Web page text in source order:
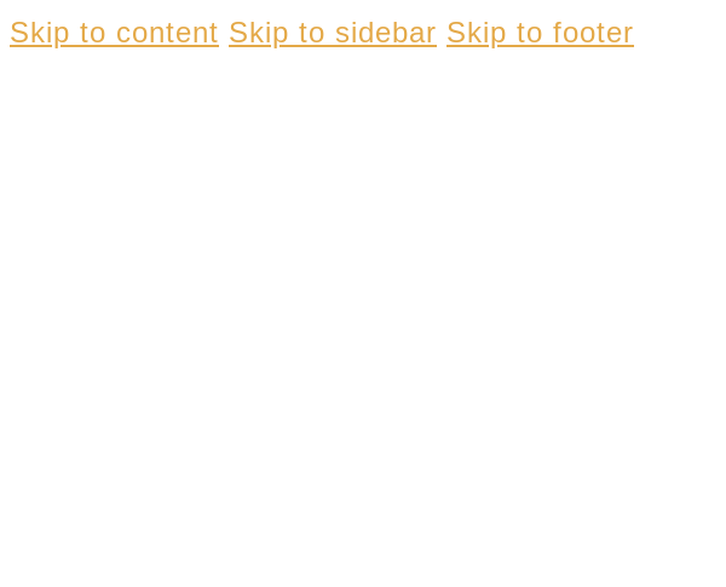
Skip to content Skip to sidebar Skip to footer